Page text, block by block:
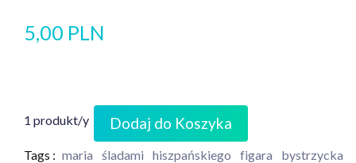
5,00 PLN
1 produkt/y Dodaj do Koszyka
Tags : maria śladami hiszpańskiego figara bystrzycka